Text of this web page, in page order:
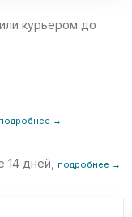
курьером до
подробнее →
14 дней,
подробнее →